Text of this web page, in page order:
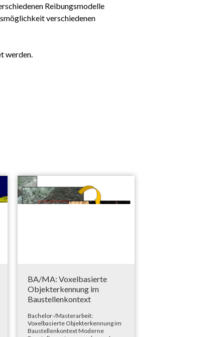
Reibungsmodelle
verschiedenen
werden.
BA/MA: Voxelbasierte
Objekterkennung im
Baustellenkontext
Bachelor-/Masterarbeit:
Voxelbasierte Objekterkennung im
Baustellenkontext Moderne